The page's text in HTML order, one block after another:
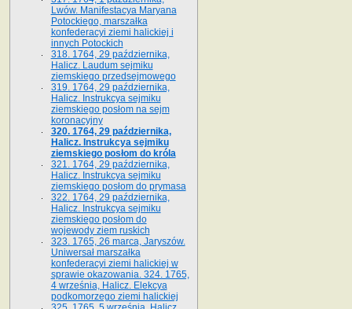
Lwów. Manifestacya Maryana
Potockiego, marszałka
konfederacyi ziemi halickiej i
innych Potockich
318. 1764, 29 października,
Halicz. Laudum sejmiku
ziemskiego przedsejmowego
319. 1764, 29 października,
Halicz. Instrukcya sejmiku
ziemskiego posłom na sejm
koronacyjny
320. 1764, 29 października,
Halicz. Instrukcya sejmiku
ziemskiego posłom do króla
321. 1764, 29 października,
Halicz. Instrukcya sejmiku
ziemskiego posłom do prymasa
322. 1764, 29 października,
Halicz. Instrukcya sejmiku
ziemskiego posłom do
wojewody ziem ruskich
323. 1765, 26 marca, Jaryszów.
Uniwersał marszałka
konfederacyi ziemi halickiej w
sprawie okazowania. 324. 1765,
4 września, Halicz. Elekcya
podkomorzego ziemi halickiej